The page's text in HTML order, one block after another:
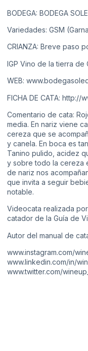
BODEGA: BODEGA
Variedades: GSM
CRIANZA: Breve paso
IGP Vino de la tierra de
WEB:
FICHA DE CATA: http://
Comentario de cata:
media. En nariz viene
cereza que se
y canela. En boca es
Tanino pulido, acidez
y sobre todo la cereza
de nariz nos
que invita a seguir
notable.
Videocata realizada
catador de la Guía de
Autor del manual de
www.instagram.com/
www.linkedin.com/in/
www.twitter.com/